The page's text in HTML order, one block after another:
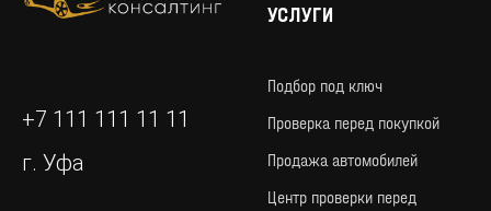
+7 111 111 11 11
г. Уфа
УСЛУГИ
Подбор под ключ
Проверка перед покупкой
Продажа автомобилей
Центр проверки перед